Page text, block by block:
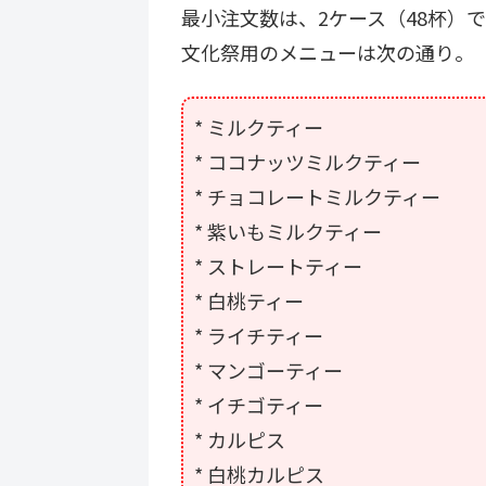
最小注文数は、2ケース（48杯）
文化祭用のメニューは次の通り。
* ミルクティー
* ココナッツミルクティー
* チョコレートミルクティー
* 紫いもミルクティー
* ストレートティー
* 白桃ティー
* ライチティー
* マンゴーティー
* イチゴティー
* カルピス
* 白桃カルピス